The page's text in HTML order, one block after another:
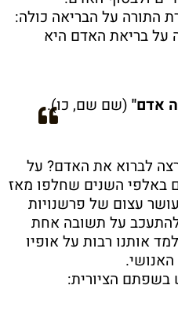
התורה על הבריאה כולה:
על בריאת האדם היא
אדם" (שם שם, כו).
לברוא את האדם? על
באלפי השנים שחלפו מאז
עצום של פרשנויות
להתעכב על תשובה אחת
אותנו רבות על אופיו
בשפתם הציורית: